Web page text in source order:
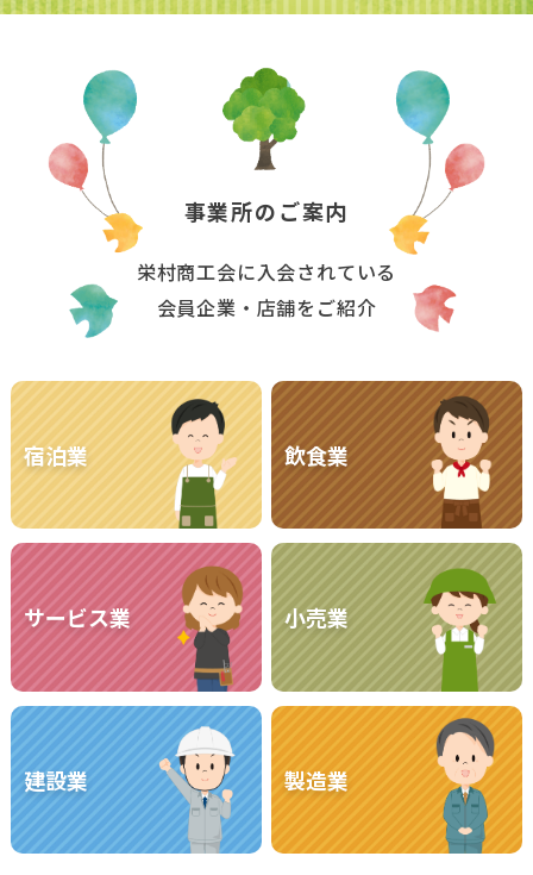
事業所のご案内
栄村商工会に入会されている
会員企業・店舗をご紹介
宿泊業 飲食業
サービス業 小売業
建設業 製造業